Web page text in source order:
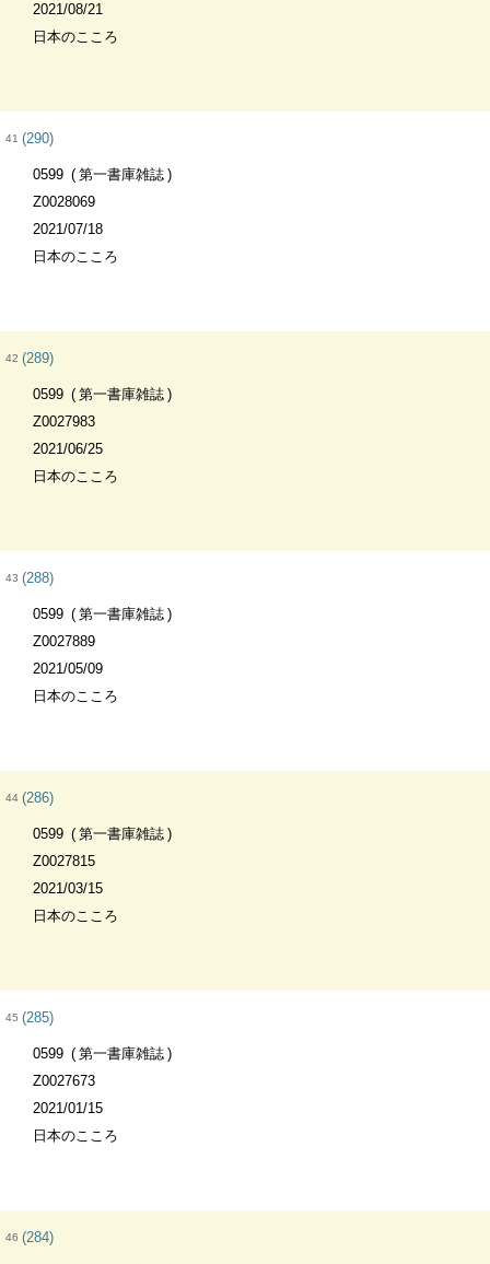
2021/08/21
日本のこころ
41 (290)
0599
第一書庫雑誌
Z0028069
2021/07/18
日本のこころ
42 (289)
0599
第一書庫雑誌
Z0027983
2021/06/25
日本のこころ
43 (288)
0599
第一書庫雑誌
Z0027889
2021/05/09
日本のこころ
44 (286)
0599
第一書庫雑誌
Z0027815
2021/03/15
日本のこころ
45 (285)
0599
第一書庫雑誌
Z0027673
2021/01/15
日本のこころ
46 (284)